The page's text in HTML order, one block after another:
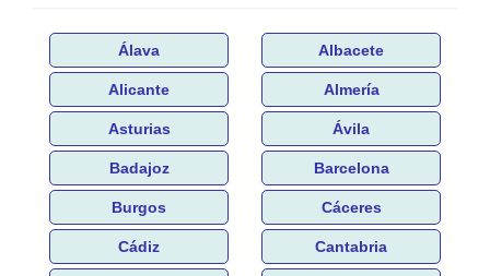
Álava Albacete
Alicante Almería
Asturias Ávila
Badajoz Barcelona
Burgos Cáceres
Cádiz Cantabria